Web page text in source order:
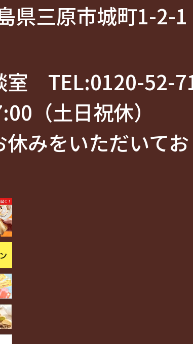
県三原市城町1-
室 TEL:0120-52-
（土日祝休）
みをいただいてお